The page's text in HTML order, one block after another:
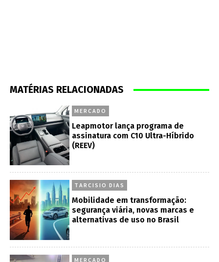
MATÉRIAS RELACIONADAS
MERCADO
Leapmotor lança programa de
assinatura com C10 Ultra-Híbrido
(REEV)
TARCISIO DIAS
Mobilidade em transformação:
segurança viária, novas marcas e
alternativas de uso no Brasil
MERCADO